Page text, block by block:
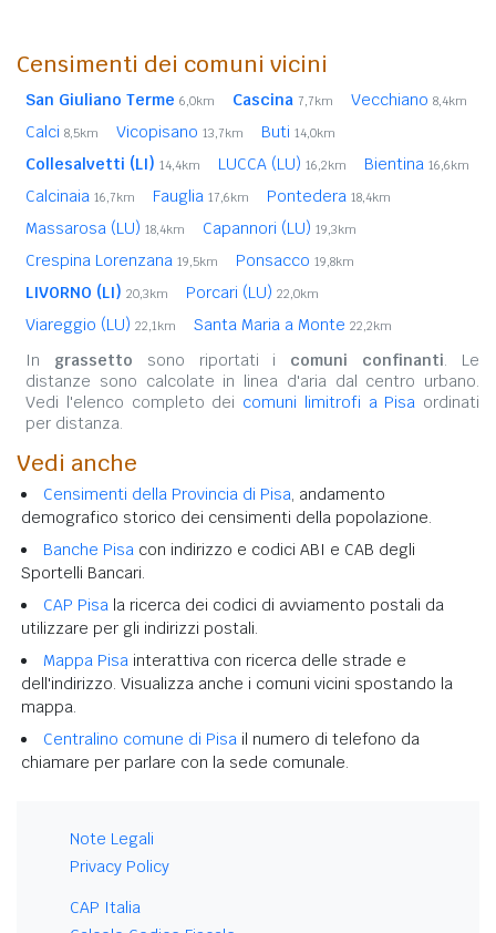
Censimenti dei comuni vicini
San Giuliano Terme 6,0km Cascina 7,7km Vecchiano 8,4km
Calci 8,5km Vicopisano 13,7km Buti 14,0km
Collesalvetti (LI) 14,4km LUCCA (LU) 16,2km Bientina 16,6km
Calcinaia 16,7km Fauglia 17,6km Pontedera 18,4km
Massarosa (LU) 18,4km Capannori (LU) 19,3km
Crespina Lorenzana 19,5km Ponsacco 19,8km
LIVORNO (LI) 20,3km Porcari (LU) 22,0km
Viareggio (LU) 22,1km Santa Maria a Monte 22,2km
In grassetto sono riportati i comuni confinanti. Le
distanze sono calcolate in linea d'aria dal centro urbano.
Vedi l'elenco completo dei comuni limitrofi a Pisa ordinati
per distanza.
Vedi anche
Censimenti della Provincia di Pisa, andamento
demografico storico dei censimenti della popolazione.
Banche Pisa con indirizzo e codici ABI e CAB degli
Sportelli Bancari.
CAP Pisa la ricerca dei codici di avviamento postali da
utilizzare per gli indirizzi postali.
Mappa Pisa interattiva con ricerca delle strade e
dell'indirizzo. Visualizza anche i comuni vicini spostando la
mappa.
Centralino comune di Pisa il numero di telefono da
chiamare per parlare con la sede comunale.
Note Legali
Privacy Policy
CAP Italia